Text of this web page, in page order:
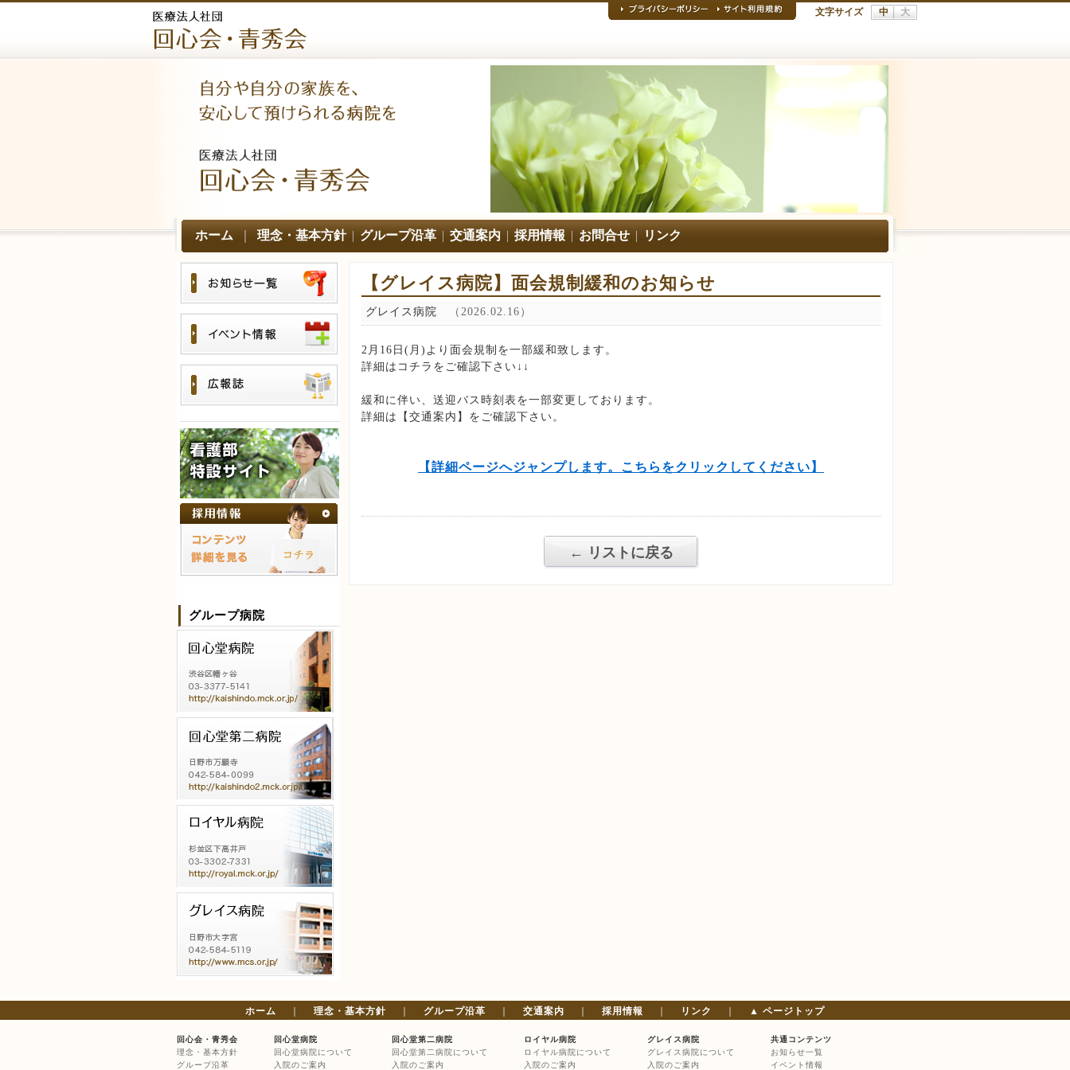
文字サイズ 中 大
ホーム 理念・基本方針 | グループ沿革 | 交通案内 | 採用情報 | お問合せ | リンク
グループ病院
【グレイス病院】面会規制緩和のお知らせ
グレイス病院 （2026.02.16）
2月16日(月)より面会規制を一部緩和致します。
詳細はコチラをご確認下さい↓↓
緩和に伴い、送迎バス時刻表を一部変更しております。
詳細は【交通案内】をご確認下さい。
【詳細ページへジャンプします。こちらをクリックしてください】
ホーム 理念・基本方針 グループ沿革 交通案内 採用情報 リンク ▲ ページトップ
回心会・青秀会
理念・基本方針
グループ沿革
回心堂病院
回心堂病院について
入院のご案内
回心堂第二病院
回心堂第二病院について
入院のご案内
ロイヤル病院
ロイヤル病院について
入院のご案内
グレイス病院
グレイス病院について
入院のご案内
共通コンテンツ
お知らせ一覧
イベント情報